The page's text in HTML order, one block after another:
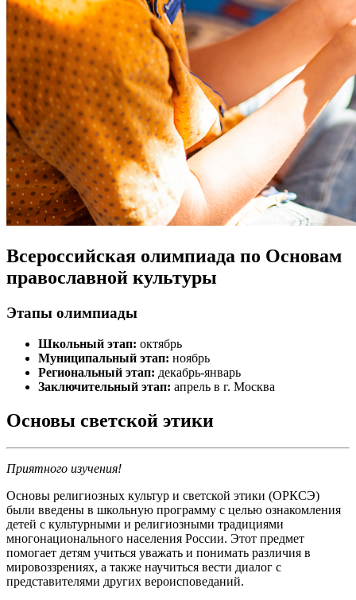
Всероссийская олимпиада по Основам
православной культуры
Этапы олимпиады
Школьный этап: октябрь
Муниципальный этап: ноябрь
Региональный этап: декабрь-январь
Заключительный этап: апрель в г. Москва
Основы светской этики
Приятного изучения!
Основы религиозных культур и светской этики (ОРКСЭ)
были введены в школьную программу с целью ознакомления
детей с культурными и религиозными традициями
многонационального населения России. Этот предмет
помогает детям учиться уважать и понимать различия в
мировоззрениях, а также научиться вести диалог с
представителями других вероисповеданий.